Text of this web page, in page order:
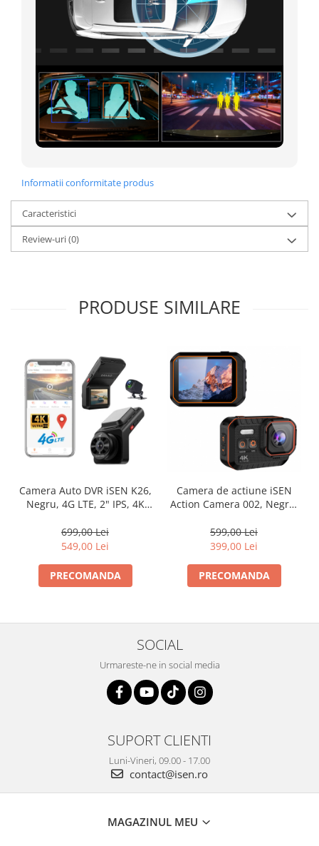
Informatii conformitate produs
Caracteristici
Review-uri(0)
PRODUSE SIMILARE
Camera Auto DVR iSEN K26,
Negru, 4G LTE, 2" IPS, 4K
Vizualizare 140°/130°,
Hotspot Wi-Fi, Comunicare
BSD, G-Sensor,
Monitorizare Parcare 24H
699,00 Lei
549,00 Lei
PRECOMANDA
Camera de actiune iSEN
Action Camera 002, Negru,
Filmare 170°, Wi-Fi, Lumina
SOS, Car mode, Detectie
599,00 Lei
399,00 Lei
PRECOMANDA
SOCIAL
Urmareste-ne in social media
SUPORT CLIENTI
Luni-Vineri, 09.00 - 17.00
contact@isen.ro
MAGAZINUL MEU